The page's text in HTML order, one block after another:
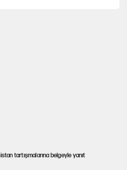
tartışmalarına belgeyle yanıt